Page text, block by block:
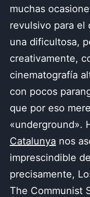
muchas
revulsivo para el
una dificultosa,
creativamente,
cinematografía
con pocos
que por eso
«underground».
Catalunya nos
imprescindible
precisamente,
The Communist